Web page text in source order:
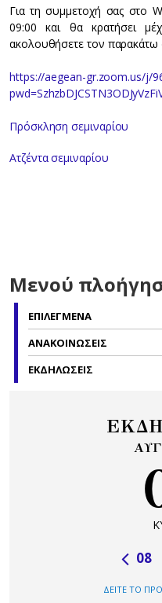
Για τη συμμετοχή σας στο
09:00 και θα κρατήσει
ακολουθήσετε τον
https://aegean-gr.zoom.us/j/
Πρόσκληση σεμιναρίου
Ατζέντα σεμιναρίου
Μενού
ΕΠΙΛΕΓΜΕΝΑ
ΑΝΑΚΟΙΝΩΣΕΙΣ
ΕΚΔΗΛΩΣΕΙΣ
08
ΔΕΙΤΕ ΤΟ